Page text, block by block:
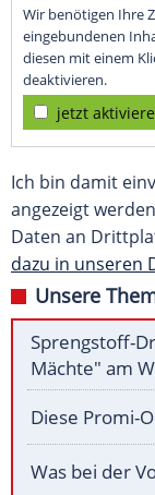
Wir benötigen Ihre
eingebundenen
diesen mit einem
deaktivieren.
jetzt
Ich bin damit
angezeigt
Daten an
dazu in unseren
Unsere
Sprengstoff-
Mächte" am
Diese Promi-
Was bei der